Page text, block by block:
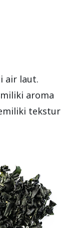
air laut.
aroma
tekstur